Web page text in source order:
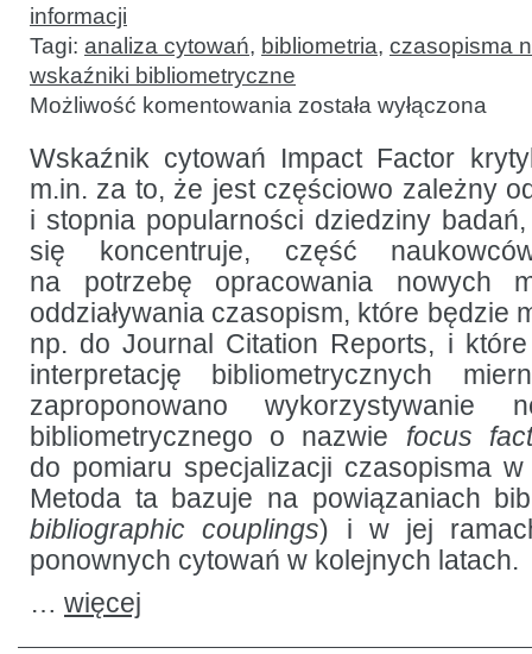
informacji
Tagi: analiza cytowań, bibliometria, czasopisma
wskaźniki bibliometryczne
Możliwość komentowania Focus
factor:
miara
poziomu
specjalizacji
czasopisma
została wyłączona
Wskaźnik cytowań Impact Factor
m.in. za to, że jest częściowo zależny
i stopnia popularności dziedziny
się koncentruje, część
na potrzebę opracowania nowych
oddziaływania czasopism, które będzie
np. do Journal Citation Reports, i
interpretację bibliometrycznych
zaproponowano wykorzystywanie
bibliometrycznego o nazwie focus
do pomiaru specjalizacji czasopisma
Metoda ta bazuje na powiązaniach
bibliographic couplings) i w jej
ponownych cytowań w kolejnych latach.
… więcej